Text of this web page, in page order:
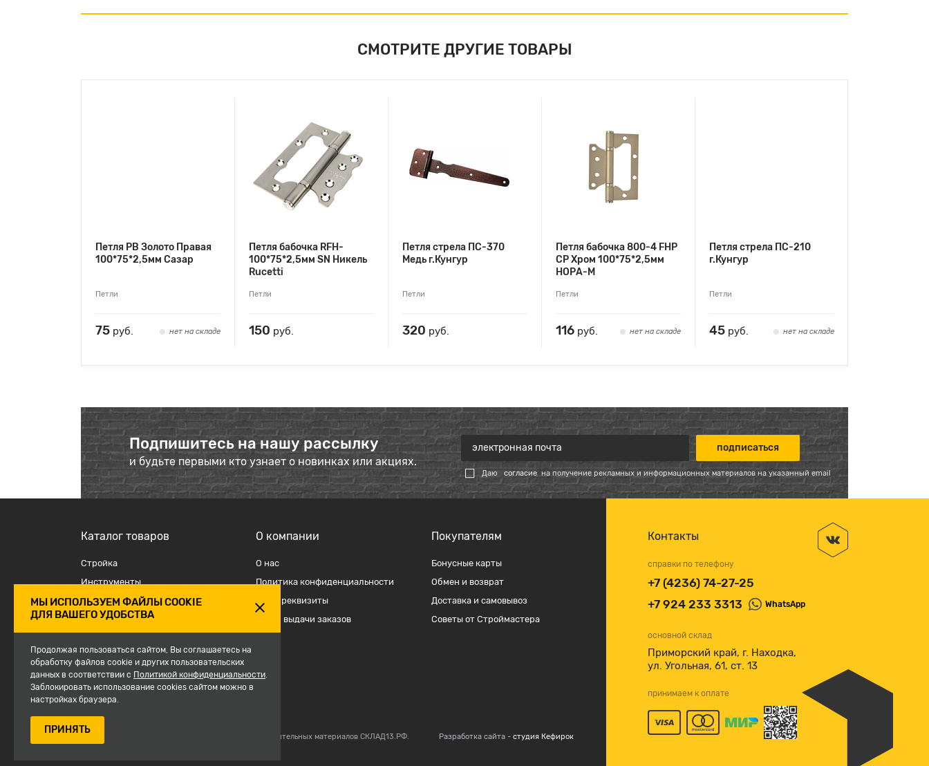
СМОТРИТЕ ДРУГИЕ ТОВАРЫ
Петля РВ Золото Правая
100*75*2,5мм Сазар
Петли
75 руб. нет на складе
Петля бабочка RFH-
100*75*2,5мм SN Никель
Rucetti
Петли
150 руб.
Петля стрела ПС-370
Медь г.Кунгур
Петли
320 руб.
Петля бабочка 800-4 FHP
СP Хром 100*75*2,5мм
НОРА-М
Петли
116 руб. нет на складе
Петля стрела ПС-210
г.Кунгур
Петли
45 руб. нет на складе
Подпишитесь на нашу рассылку
и будьте первыми кто узнает о новинках или акциях.
Даю согласие на получение рекламных и информационных материалов на указанный email
Контакты
справки по телефону
+7 (4236) 74-27-25
+7 924 233 3313
WhatsApp
основной склад
Приморский край, г. Находка,
ул. Угольная, 61, ст. 13
принимаем к оплате
Каталог товаров
Стройка
Инструменты
Отделка
Крепеж и такелаж
Средства защиты, спецодежда
Сантехника
Сезон
О компании
О наc
Политика конфиденциальности
Наши реквизиты
Точки выдачи заказов
Покупателям
Бонусные карты
Обмен и возврат
Доставка и самовывоз
Советы от Строймастера
© 2007-2026, Магазин строительных материалов СКЛАД13.РФ. Разработка сайта - студия Кефирок
МЫ ИСПОЛЬЗУЕМ ФАЙЛЫ COOKIE
ДЛЯ ВАШЕГО УДОБСТВА
Продолжая пользоваться сайтом, Вы соглашаетесь на
обработку файлов cookie и других пользовательских
данных в соответствии с Политикой конфиденциальности.
Заблокировать использование cookies сайтом можно в
настройках браузера.
ПРИНЯТЬ